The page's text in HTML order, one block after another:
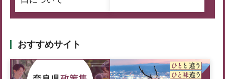
おすすめサイト